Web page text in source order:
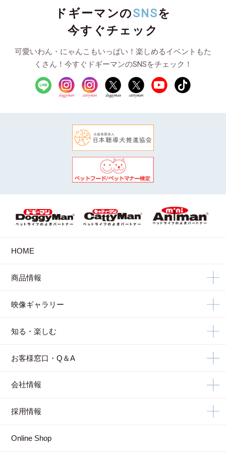
ドギーマンのSNSを
今すぐチェック
可愛いわん・にゃんこもいっぱい！楽しめるイベントもた
くさん！今すぐドギーマンのSNSをチェック！
HOME
商品情報
映像ギャラリー
知る・楽しむ
お客様窓口・Q＆A
会社情報
採用情報
Online Shop